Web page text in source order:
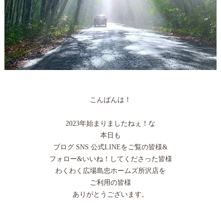
こんばんは！
2023年始まりましたねぇ！な
本日も
ブログ SNS 公式LINEをご覧の皆様&
フォロー&いいね！してくださった皆様
わくわく広場島忠ホームズ所沢店を
ご利用の皆様
ありがとうございます。